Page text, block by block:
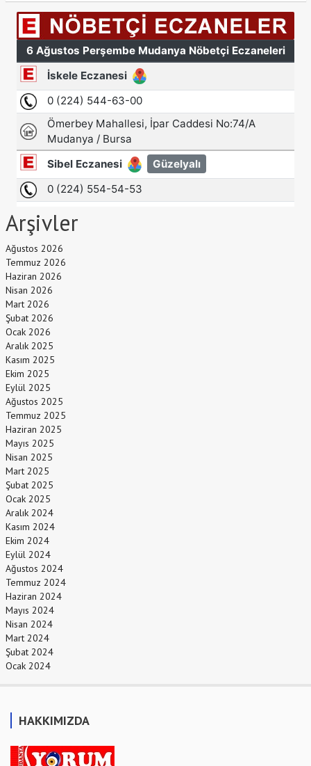
Arşivler
Ağustos 2026
Temmuz 2026
Haziran 2026
Nisan 2026
Mart 2026
Şubat 2026
Ocak 2026
Aralık 2025
Kasım 2025
Ekim 2025
Eylül 2025
Ağustos 2025
Temmuz 2025
Haziran 2025
Mayıs 2025
Nisan 2025
Mart 2025
Şubat 2025
Ocak 2025
Aralık 2024
Kasım 2024
Ekim 2024
Eylül 2024
Ağustos 2024
Temmuz 2024
Haziran 2024
Mayıs 2024
Nisan 2024
Mart 2024
Şubat 2024
Ocak 2024
HAKKIMIZDA